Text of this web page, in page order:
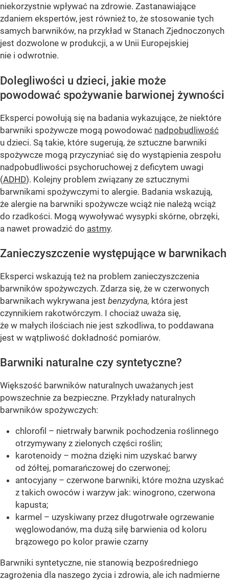
niekorzystnie wpływać na zdrowie. Zastanawiające
zdaniem ekspertów, jest również to, że stosowanie tych
samych barwników, na przykład w Stanach Zjednoczonych
jest dozwolone w produkcji, a w Unii Europejskiej
nie i odwrotnie.
Dolegliwości u dzieci, jakie może
powodować spożywanie barwionej żywności
Eksperci powołują się na badania wykazujące, że niektóre
barwniki spożywcze mogą powodować nadpobudliwość
u dzieci. Są takie, które sugerują, że sztuczne barwniki
spożywcze mogą przyczyniać się do wystąpienia zespołu
nadpobudliwości psychoruchowej z deficytem uwagi
(ADHD). Kolejny problem związany ze sztucznymi
barwnikami spożywczymi to alergie. Badania wskazują,
że alergie na barwniki spożywcze wciąż nie należą wciąż
do rzadkości. Mogą wywoływać wysypki skórne, obrzęki,
a nawet prowadzić do astmy.
Zanieczyszczenie występujące w barwnikach
Eksperci wskazują też na problem zanieczyszczenia
barwników spożywczych. Zdarza się, że w czerwonych
barwnikach wykrywana jest benzydyna, która jest
czynnikiem rakotwórczym. I chociaż uważa się,
że w małych ilościach nie jest szkodliwa, to poddawana
jest w wątpliwość dokładność pomiarów.
Barwniki naturalne czy syntetyczne?
Większość barwników naturalnych uważanych jest
powszechnie za bezpieczne. Przykłady naturalnych
barwników spożywczych:
chlorofil – nietrwały barwnik pochodzenia roślinnego
otrzymywany z zielonych części roślin;
karotenoidy – można dzięki nim uzyskać barwy
od żółtej, pomarańczowej do czerwonej;
antocyjany – czerwone barwniki, które można uzyskać
z takich owoców i warzyw jak: winogrono, czerwona
kapusta;
karmel – uzyskiwany przez długotrwałe ogrzewanie
węglowodanów, ma dużą siłę barwienia od koloru
brązowego po kolor prawie czarny
Barwniki syntetyczne, nie stanowią bezpośredniego
zagrożenia dla naszego życia i zdrowia, ale ich nadmierne